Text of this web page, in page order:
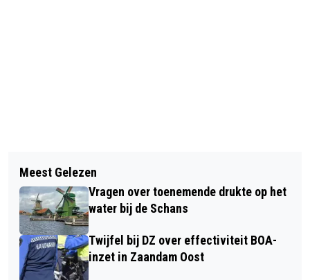
KRUISING BIJ ALDI ASSENDELFT NIET
EERDER DAN EIND 2024 AANGEPAST
ALLEEN CZ NOG IN ONDERHANDELING
MET ZMC OVER CONTRACT
Meest Gelezen
Vragen over toenemende drukte op het
water bij de Schans
Twijfel bij DZ over effectiviteit BOA-
inzet in Zaandam Oost